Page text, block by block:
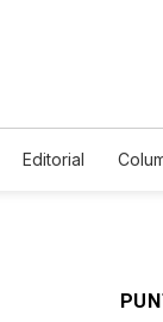
Editorial